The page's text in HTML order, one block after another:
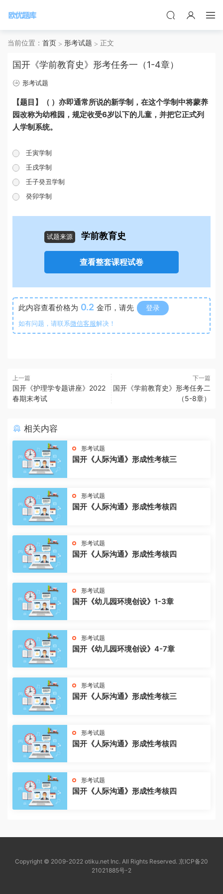
当前位置： 首页 形考试题 正文
国开《学前教育史》形考任务一（1-4章）
形考试题
【题目】（ ）亦即通常所说的新学制，在这个学制中将蒙养
园改称为幼稚园，规定收受6岁以下的儿童，并把它正式列
人学制系统。
壬寅学制
壬戌学制
壬子癸丑学制
癸卯学制
试题来源 学前教育史
查看整套课程试卷
此内容查看价格为 0.2 金币，请先 登录
如有问题，请联系微信客服解决！
上一篇
国开《护理学专题讲座》2022
春期末考试
下一篇
国开《学前教育史》形考任务二
（5-8章）
相关内容
形考试题
国开《人际沟通》形成性考核三
形考试题
国开《人际沟通》形成性考核四
形考试题
国开《人际沟通》形成性考核四
形考试题
国开《幼儿园环境创设》1-3章
形考试题
国开《幼儿园环境创设》4-7章
形考试题
国开《人际沟通》形成性考核三
形考试题
国开《人际沟通》形成性考核四
形考试题
国开《人际沟通》形成性考核四
Copyright © 2009-2022 otiku.net Inc. All Rights Reserved. 京ICP备20
21021885号-2